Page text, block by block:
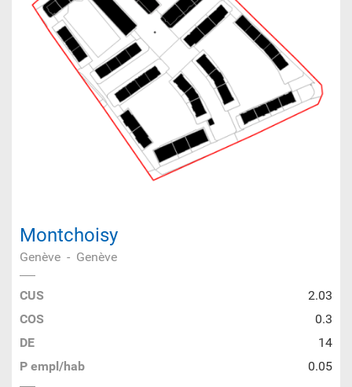
Montchoisy
Genève - Genève
CUS
2.03
COS
0.3
DE
14
P empl/hab
0.05